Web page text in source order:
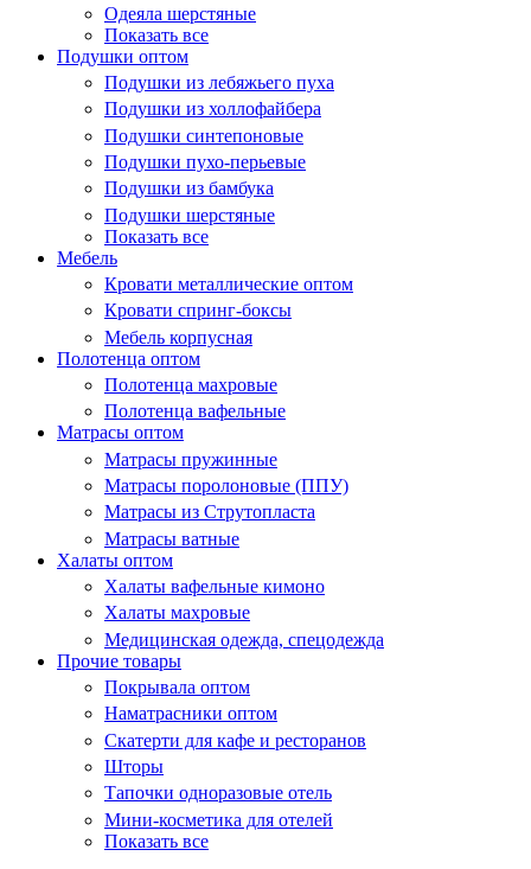
Одеяла шерстяные
Показать все
Подушки оптом
Подушки из лебяжьего пуха
Подушки из холлофайбера
Подушки синтепоновые
Подушки пухо-перьевые
Подушки из бамбука
Подушки шерстяные
Показать все
Мебель
Кровати металлические оптом
Кровати спринг-боксы
Мебель корпусная
Полотенца оптом
Полотенца махровые
Полотенца вафельные
Матрасы оптом
Матрасы пружинные
Матрасы поролоновые (ППУ)
Матрасы из Струтопласта
Матрасы ватные
Халаты оптом
Халаты вафельные кимоно
Халаты махровые
Медицинская одежда, спецодежда
Прочие товары
Покрывала оптом
Наматрасники оптом
Скатерти для кафе и ресторанов
Шторы
Тапочки одноразовые отель
Мини-косметика для отелей
Показать все